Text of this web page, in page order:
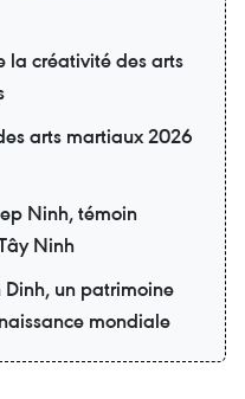
la créativité des arts
arts martiaux 2026
Ninh, témoin
Ninh
Dinh, un patrimoine
mondiale